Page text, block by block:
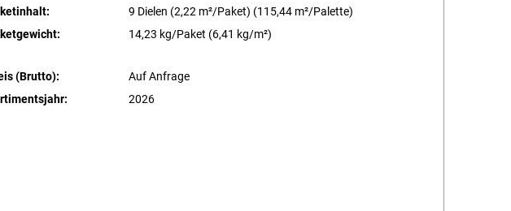
9 Dielen (2,22 m²/Paket) (115,44 m²/Palette)
14,23 kg/Paket (6,41 kg/m²)
(Brutto):
Auf Anfrage
2026